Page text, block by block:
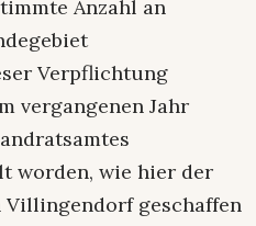
Anzahl an
Verpflichtung
vergangenen Jahr
worden, wie hier der
geschaffen